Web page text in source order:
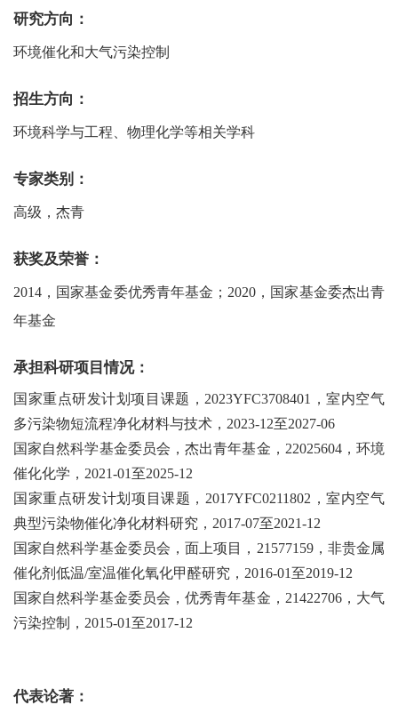
研究方向：
环境催化和大气污染控制
招生方向：
环境科学与工程、物理化学等相关学科
专家类别：
高级，杰青
获奖及荣誉：
2014，国家基金委优秀青年基金；2020，国家基金委杰出青
年基金
承担科研项目情况：
国家重点研发计划项目课题，2023YFC3708401，室内空气
多污染物短流程净化材料与技术，2023-12至2027-06
国家自然科学基金委员会，杰出青年基金，22025604，环境
催化化学，2021-01至2025-12
国家重点研发计划项目课题，2017YFC0211802，室内空气
典型污染物催化净化材料研究，2017-07至2021-12
国家自然科学基金委员会，面上项目，21577159，非贵金属
催化剂低温/室温催化氧化甲醛研究，2016-01至2019-12
国家自然科学基金委员会，优秀青年基金，21422706，大气
污染控制，2015-01至2017-12
代表论著：